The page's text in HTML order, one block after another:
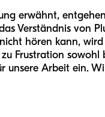
erwähnt,
Verständnis von
hören kann,
Frustration
unsere Arbeit ein.